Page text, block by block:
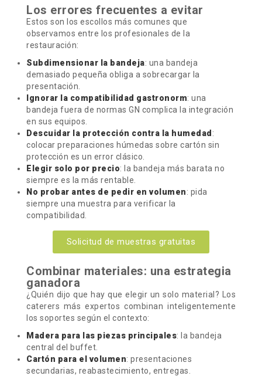
Los errores frecuentes a evitar​
Estos son los escollos más comunes que
observamos entre los profesionales de la
restauración:
Subdimensionar la bandeja: una bandeja
demasiado pequeña obliga a sobrecargar la
presentación.
Ignorar la compatibilidad gastronorm: una
bandeja fuera de normas GN complica la integración
en sus equipos.
Descuidar la protección contra la humedad :
colocar preparaciones húmedas sobre cartón sin
protección es un error clásico.
Elegir solo por precio: la bandeja más barata no
siempre es la más rentable.
No probar antes de pedir en volumen: pida
siempre una muestra para verificar la
compatibilidad.
Solicitud de muestras gratuitas
Combinar materiales: una estrategia
ganadora
¿Quién dijo que hay que elegir un solo material? Los
caterers más expertos combinan inteligentemente
los soportes según el contexto:
Madera para las piezas principales: la bandeja
central del buffet.
Cartón para el volumen: presentaciones
secundarias, reabastecimiento, entregas.